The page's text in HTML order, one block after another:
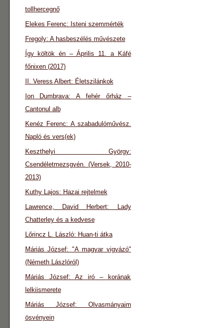
tollhercegnő
Elekes Ferenc: Isteni szemmérték
Fregoly: A hasbeszélés művészete
Így költök én – Április 11. a Káfé
főnixen (2017)
II. Veress Albert: Életszilánkok
Ion Dumbrava: A fehér őrház –
Cantonul alb
Kenéz Ferenc: A szabadulóművész.
Napló és vers(ek)
Keszthelyi György:
Csendéletmezsgyén. (Versek, 2010-
2013)
Kuthy Lajos: Hazai rejtelmek
Lawrence, David Herbert: Lady
Chatterley és a kedvese
Lőrincz L. László: Huan-ti átka
Máriás József: "A magyar vigyázó"
(Németh Lászlóról)
Máriás József: Az iró – korának
lelkiismerete
Máriás József: Olvasmányaim
ösvényein